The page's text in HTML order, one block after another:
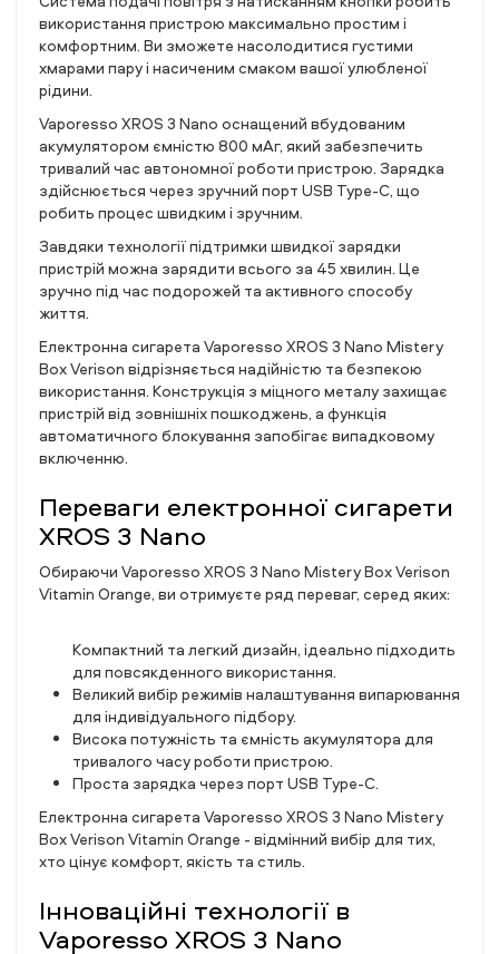
використання пристрою максимально простим і
комфортним. Ви зможете насолодитися густими
хмарами пару і насиченим смаком вашої улюбленої
рідини.
Vaporesso XROS 3 Nano оснащений вбудованим
акумулятором ємністю 800 мАг, який забезпечить
тривалий час автономної роботи пристрою. Зарядка
здійснюється через зручний порт USB Type-C, що
робить процес швидким і зручним.
Завдяки технології підтримки швидкої зарядки
пристрій можна зарядити всього за 45 хвилин. Це
зручно під час подорожей та активного способу
життя.
Електронна сигарета Vaporesso XROS 3 Nano Mistery
Box Verison відрізняється надійністю та безпекою
використання. Конструкція з міцного металу захищає
пристрій від зовнішніх пошкоджень, а функція
автоматичного блокування запобігає випадковому
включенню.
Переваги електронної сигарети
XROS 3 Nano
Обираючи Vaporesso XROS 3 Nano Mistery Box Verison
Vitamin Orange, ви отримуєте ряд переваг, серед яких:
Компактний та легкий дизайн, ідеально підходить
для повсякденного використання.
Великий вибір режимів налаштування випарювання
для індивідуального підбору.
Висока потужність та ємність акумулятора для
тривалого часу роботи пристрою.
Проста зарядка через порт USB Type-C.
Електронна сигарета Vaporesso XROS 3 Nano Mistery
Box Verison Vitamin Orange - відмінний вибір для тих,
хто цінує комфорт, якість та стиль.
Інноваційні технології в
Vaporesso XROS 3 Nano